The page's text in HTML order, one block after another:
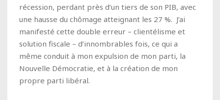
récession, perdant près d’un tiers de son PIB, avec
une hausse du chômage atteignant les 27 %. J’ai
manifesté cette double erreur – clientélisme et
solution fiscale – d’innombrables fois, ce qui a
même conduit à mon expulsion de mon parti, la
Nouvelle Démocratie, et à la création de mon
propre parti libéral.